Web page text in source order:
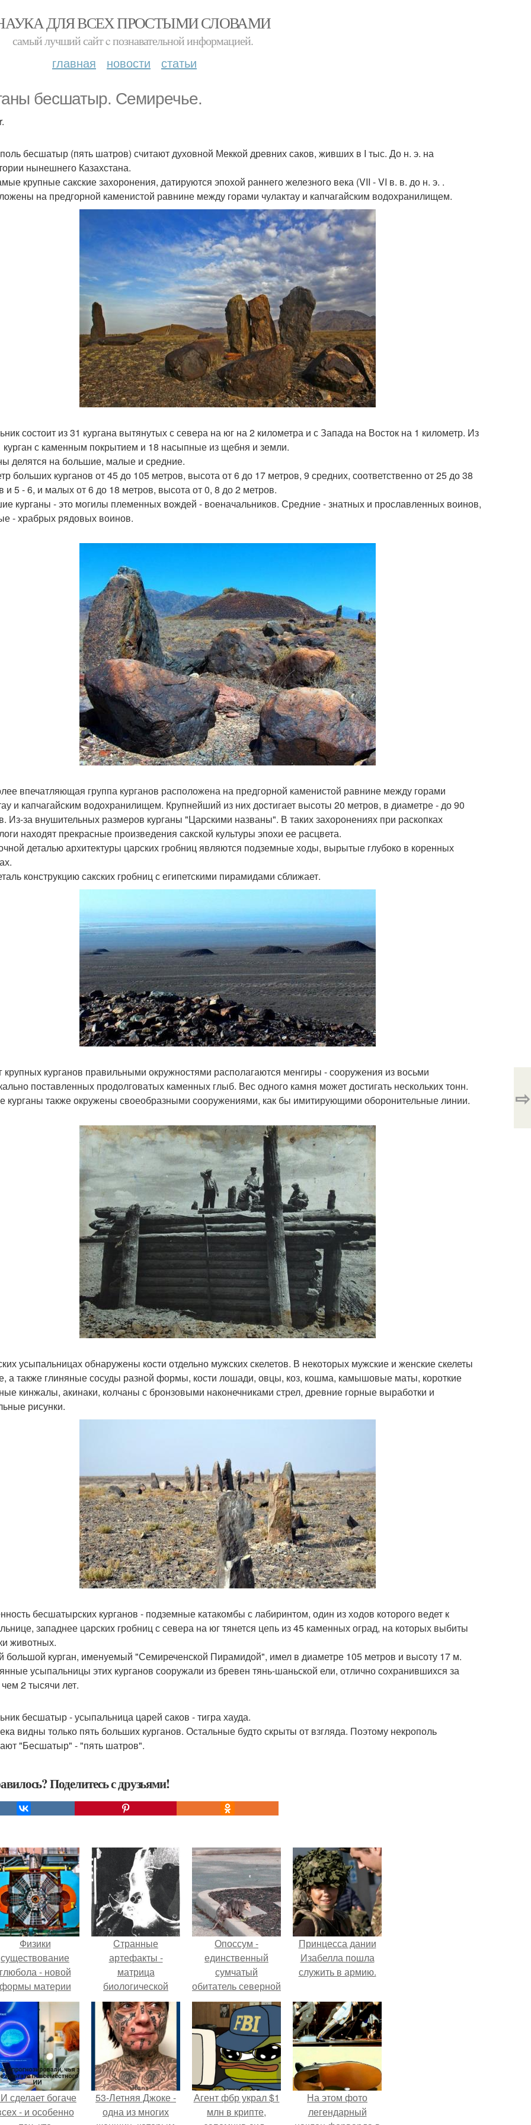
ДЛЯ ВСЕХ ПРОСТЫМИ СЛОВАМИ
самый лучший сайт c познавательной информацией.
главная новости статьи
бесшатыр. Семиречье.
бесшатыр (пять шатров) считают духовной Меккой древних саков, живших в I тыс. До н. э. на
нынешнего Казахстана.
крупные сакские захоронения, датируются эпохой раннего железного века (VII - VI в. в. до н. э. .
на предгорной каменистой равнине между горами чулактау и капчагайским водохранилищем.
состоит из 31 кургана вытянутых с севера на юг на 2 километра и с Запада на Восток на 1 километр. Из
курган с каменным покрытием и 18 насыпные из щебня и земли.
делятся на большие, малые и средние.
больших курганов от 45 до 105 метров, высота от 6 до 17 метров, 9 средних, соответственно от 25 до 38
и 5 - 6, и малых от 6 до 18 метров, высота от 0, 8 до 2 метров.
курганы - это могилы племенных вождей - военачальников. Средние - знатных и прославленных воинов,
- храбрых рядовых воинов.
впечатляющая группа курганов расположена на предгорной каменистой равнине между горами
и капчагайским водохранилищем. Крупнейший из них достигает высоты 20 метров, в диаметре - до 90
Из-за внушительных размеров курганы "Царскими названы". В таких захоронениях при раскопках
находят прекрасные произведения сакской культуры эпохи ее расцвета.
деталью архитектуры царских гробниц являются подземные ходы, вырытые глубоко в коренных
конструкцию сакских гробниц с египетскими пирамидами сближает.
крупных курганов правильными окружностями располагаются менгиры - сооружения из восьми
поставленных продолговатых каменных глыб. Вес одного камня может достигать нескольких тонн.
курганы также окружены своеобразными сооружениями, как бы имитирующими оборонительные линии.
усыпальницах обнаружены кости отдельно мужских скелетов. В некоторых мужские и женские скелеты
а также глиняные сосуды разной формы, кости лошади, овцы, коз, кошма, камышовые маты, короткие
кинжалы, акинаки, колчаны с бронзовыми наконечниками стрел, древние горные выработки и
рисунки.
бесшатырских курганов - подземные катакомбы с лабиринтом, один из ходов которого ведет к
западнее царских гробниц с севера на юг тянется цепь из 45 каменных оград, на которых выбиты
животных.
курган, именуемый "Семиреченской Пирамидой", имел в диаметре 105 метров и высоту 17 м.
усыпальницы этих курганов сооружали из бревен тянь-шаньской ели, отлично сохранившихся за
2 тысячи лет.
бесшатыр - усыпальница царей саков - тигра хауда.
видны только пять больших курганов. Остальные будто скрыты от взгляда. Поэтому некрополь
"Бесшатыр" - "пять шатров".
Поделитесь с друзьями!
⇨
Физики
существование
глюбола - новой
формы материи
подтвердили.
Cтранные
артефакты -
матрица
биологической
жизни?
Опоссум -
единственный
сумчатый
обитатель северной
америки.
Принцесса дании
Изабелла пошла
служить в армию.
сделает богаче
- и особенно
53-Летняя Джоке -
одна из многих
Агент фбр украл $1
млн в крипте,
На этом фото
легендарный